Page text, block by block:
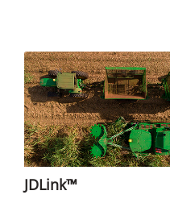
JDLink™